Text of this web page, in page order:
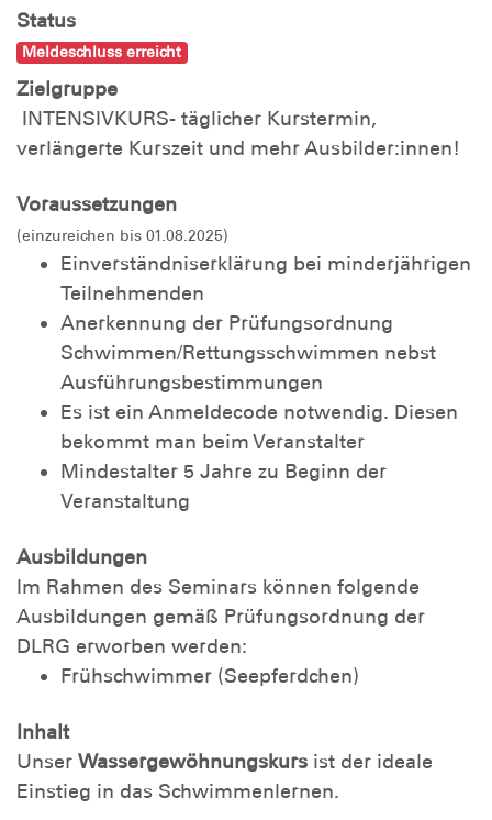
Status
Meldeschluss erreicht
Zielgruppe
INTENSIVKURS- täglicher Kurstermin,
verlängerte Kurszeit und mehr Ausbilder:innen!
Voraussetzungen
(einzureichen bis 01.08.2025)
Einverständniserklärung bei minderjährigen
Teilnehmenden
Anerkennung der Prüfungsordnung
Schwimmen/Rettungsschwimmen nebst
Ausführungsbestimmungen
Es ist ein Anmeldecode notwendig. Diesen
bekommt man beim Veranstalter
Mindestalter 5 Jahre zu Beginn der
Veranstaltung
Ausbildungen
Im Rahmen des Seminars können folgende
Ausbildungen gemäß Prüfungsordnung der
DLRG erworben werden:
Frühschwimmer (Seepferdchen)
Inhalt
Unser Wassergewöhnungskurs ist der ideale
Einstieg in das Schwimmenlernen.